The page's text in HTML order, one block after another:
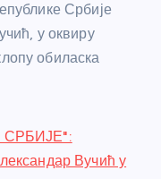
Србије
у оквиру
обиласка
Вучић у